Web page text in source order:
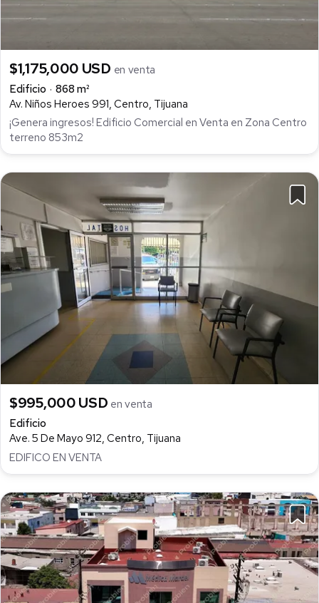
$1,175,000 USD en venta
Edificio
868 m²
Av. Niños Heroes 991, Centro, Tijuana
¡Genera ingresos! Edificio Comercial en Venta en Zona Centro
terreno 853m2
$995,000 USD en venta
Edificio
Ave. 5 De Mayo 912, Centro, Tijuana
EDIFICO EN VENTA